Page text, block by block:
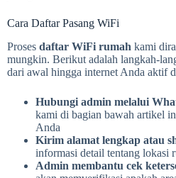
Cara Daftar Pasang WiFi
Proses daftar WiFi rumah kami
mungkin. Berikut adalah langkah-
dari awal hingga internet Anda aktif
Hubungi admin melalui
kami di bagian bawah artikel
Anda
Kirim alamat lengkap atau
informasi detail tentang lokasi
Admin membantu cek